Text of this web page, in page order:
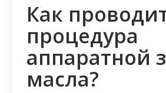
Как
процедура
аппаратной
масла?